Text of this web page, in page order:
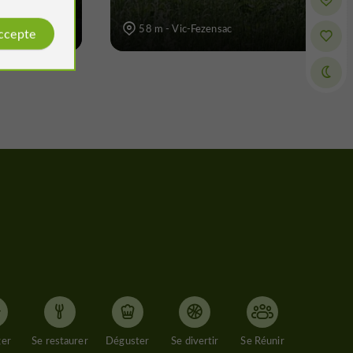
58 m - Vic-Fezensac
Se restaurer Déguster Se divertir Se Réunir